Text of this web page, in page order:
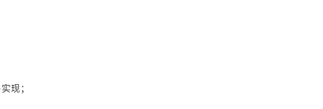
现；